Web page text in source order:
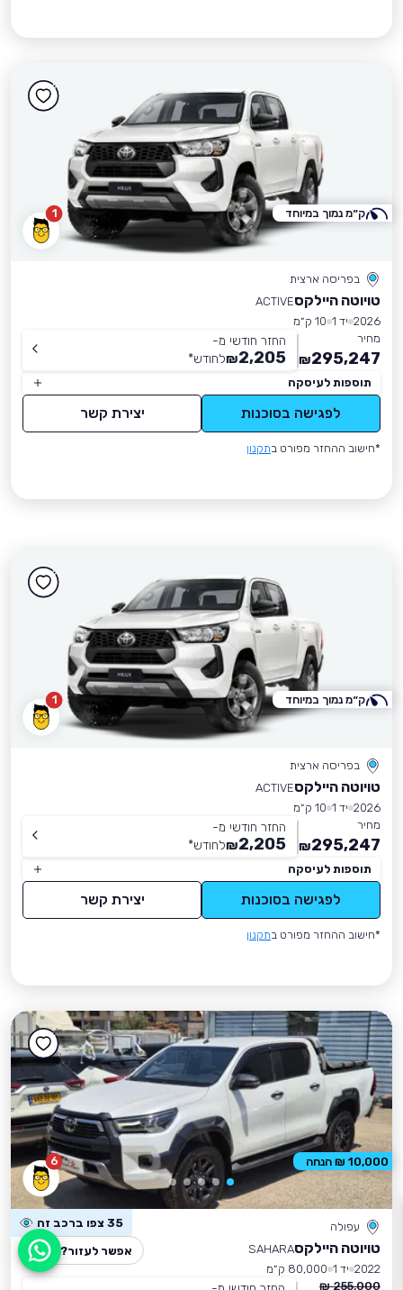
1
בפריסה ארצית
טויוטה היילקסACTIVE
2026 יד 1
10 ק״מ
מחיר
295,247
₪
החזר חודשי מ-
2,205
₪לחודש*
תוספות לעיסקה
לפגישה בסוכנות יצירת קשר
*חישוב ההחזר מפורט בתקנון
ק״מ נמוך במיוחד
1
בפריסה ארצית
טויוטה היילקסACTIVE
2026 יד 1
10 ק״מ
מחיר
295,247
₪
החזר חודשי מ-
2,205
₪לחודש*
תוספות לעיסקה
לפגישה בסוכנות יצירת קשר
*חישוב ההחזר מפורט בתקנון
ק״מ נמוך במיוחד
6
עפולה 35 צפו ברכב זה
טויוטה היילקסSAHARA
2022 יד 1
80,000 ק״מ
255,000 ₪
10,000 ₪ הנחה
אפשר לעזור?